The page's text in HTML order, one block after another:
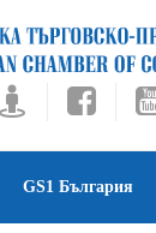
GS1 България